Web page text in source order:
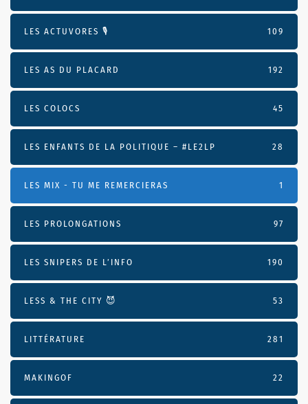
LES ACTUVORES 🎙 109
LES AS DU PLACARD 192
LES COLOCS 45
LES ENFANTS DE LA POLITIQUE – #LE2LP 28
LES MIX - TU ME REMERCIERAS 1
LES PROLONGATIONS 97
LES SNIPERS DE L’INFO 190
LESS & THE CITY 😈 53
LITTÉRATURE 281
MAKINGOF 22